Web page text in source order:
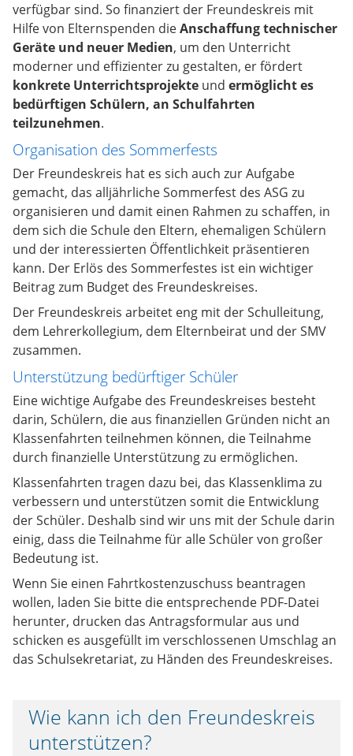
verfügbar sind. So finanziert der Freundeskreis mit
Hilfe von Elternspenden dieAnschaffung technischer
Geräte und neuer Medien, um den Unterricht
moderner und effizienter zu gestalten, er fördert
konkrete Unterrichtsprojekte und ermöglicht es
bedürftigen Schülern, an Schulfahrten
teilzunehmen.
Organisation des Sommerfests
Der Freundeskreis hat es sich auch zur Aufgabe
gemacht, das alljährliche Sommerfest des ASG zu
organisieren und damit einen Rahmen zu schaffen, in
dem sich die Schule den Eltern, ehemaligen Schülern
und der interessierten Öffentlichkeit präsentieren
kann. Der Erlös des Sommerfestes ist ein wichtiger
Beitrag zum Budget des Freundeskreises.
Der Freundeskreis arbeitet eng mit der Schulleitung,
dem Lehrerkollegium, dem Elternbeirat und der SMV
zusammen.
Unterstützung bedürftiger Schüler
Eine wichtige Aufgabe des Freundeskreises besteht
darin, Schülern, die aus finanziellen Gründen nicht an
Klassenfahrten teilnehmen können, die Teilnahme
durch finanzielle Unterstützung zu ermöglichen.
Klassenfahrten tragen dazu bei, das Klassenklima zu
verbessern und unterstützen somit die Entwicklung
der Schüler. Deshalb sind wir uns mit der Schule darin
einig, dass die Teilnahme für alle Schüler von großer
Bedeutung ist.
Wenn Sie einen Fahrtkostenzuschuss beantragen
wollen, laden Sie bitte die entsprechende PDF-Datei
herunter, drucken das Antragsformular aus und
schicken es ausgefüllt im verschlossenen Umschlag an
das Schulsekretariat, zu Händen des Freundeskreises.
Wie kann ich den Freundeskreis
unterstützen?